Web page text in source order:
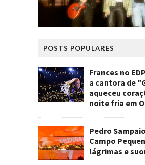
POSTS POPULARES
Frances no
a cantora de
aqueceu
noite fria em
Pedro
Campo
lágrimas e